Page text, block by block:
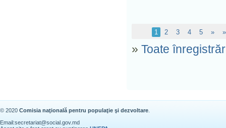
1 2 3 4 5 »
» Toate
© 2020 Comisia naţională pentru populaţie şi dezvoltare
Email:secretariat@social.gov.md